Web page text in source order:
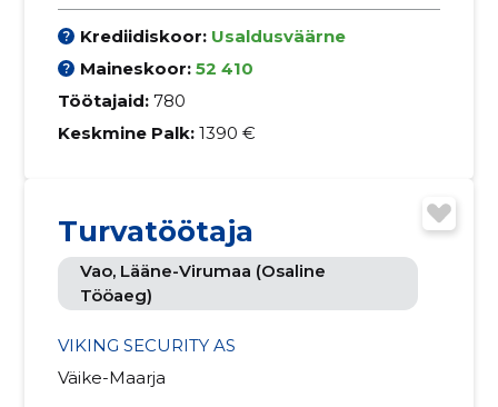
Krediidiskoor: Usaldusväärne
Maineskoor: 52 410
Töötajaid: 780
Keskmine Palk: 1390 €
Turvatöötaja
Vao, Lääne-Virumaa (osaline
Tööaeg)
VIKING SECURITY AS
Väike-Maarja